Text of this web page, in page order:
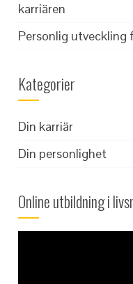
karriären
Personlig utveckling
Kategorier
Din karriär
Din personlighet
Online utbildning i